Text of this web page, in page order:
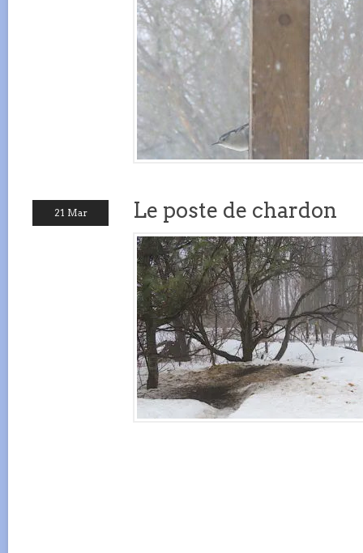
21 Mar Le poste de chardon